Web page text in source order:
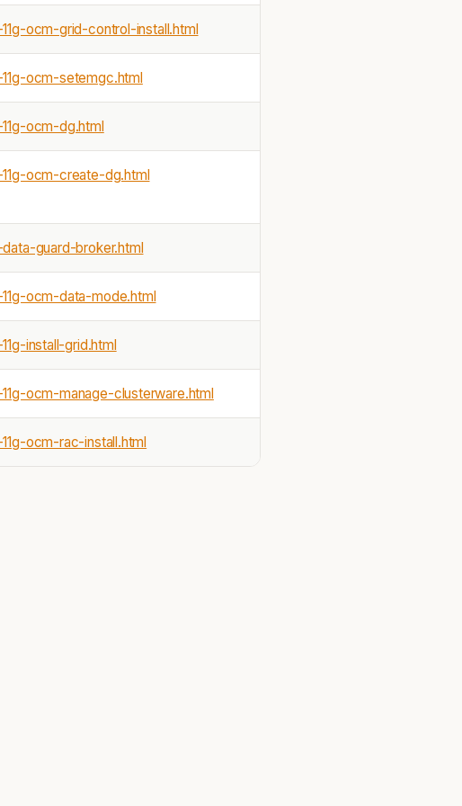
ocm-grid-control-install.html
ocm-setemgc.html
ocm-dg.html
ocm-create-dg.html
guard-broker.html
ocm-data-mode.html
install-grid.html
ocm-manage-clusterware.html
ocm-rac-install.html